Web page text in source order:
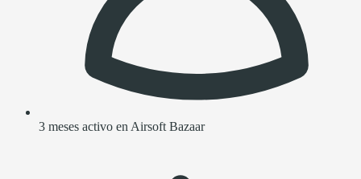
3 meses activo en Airsoft Bazaar